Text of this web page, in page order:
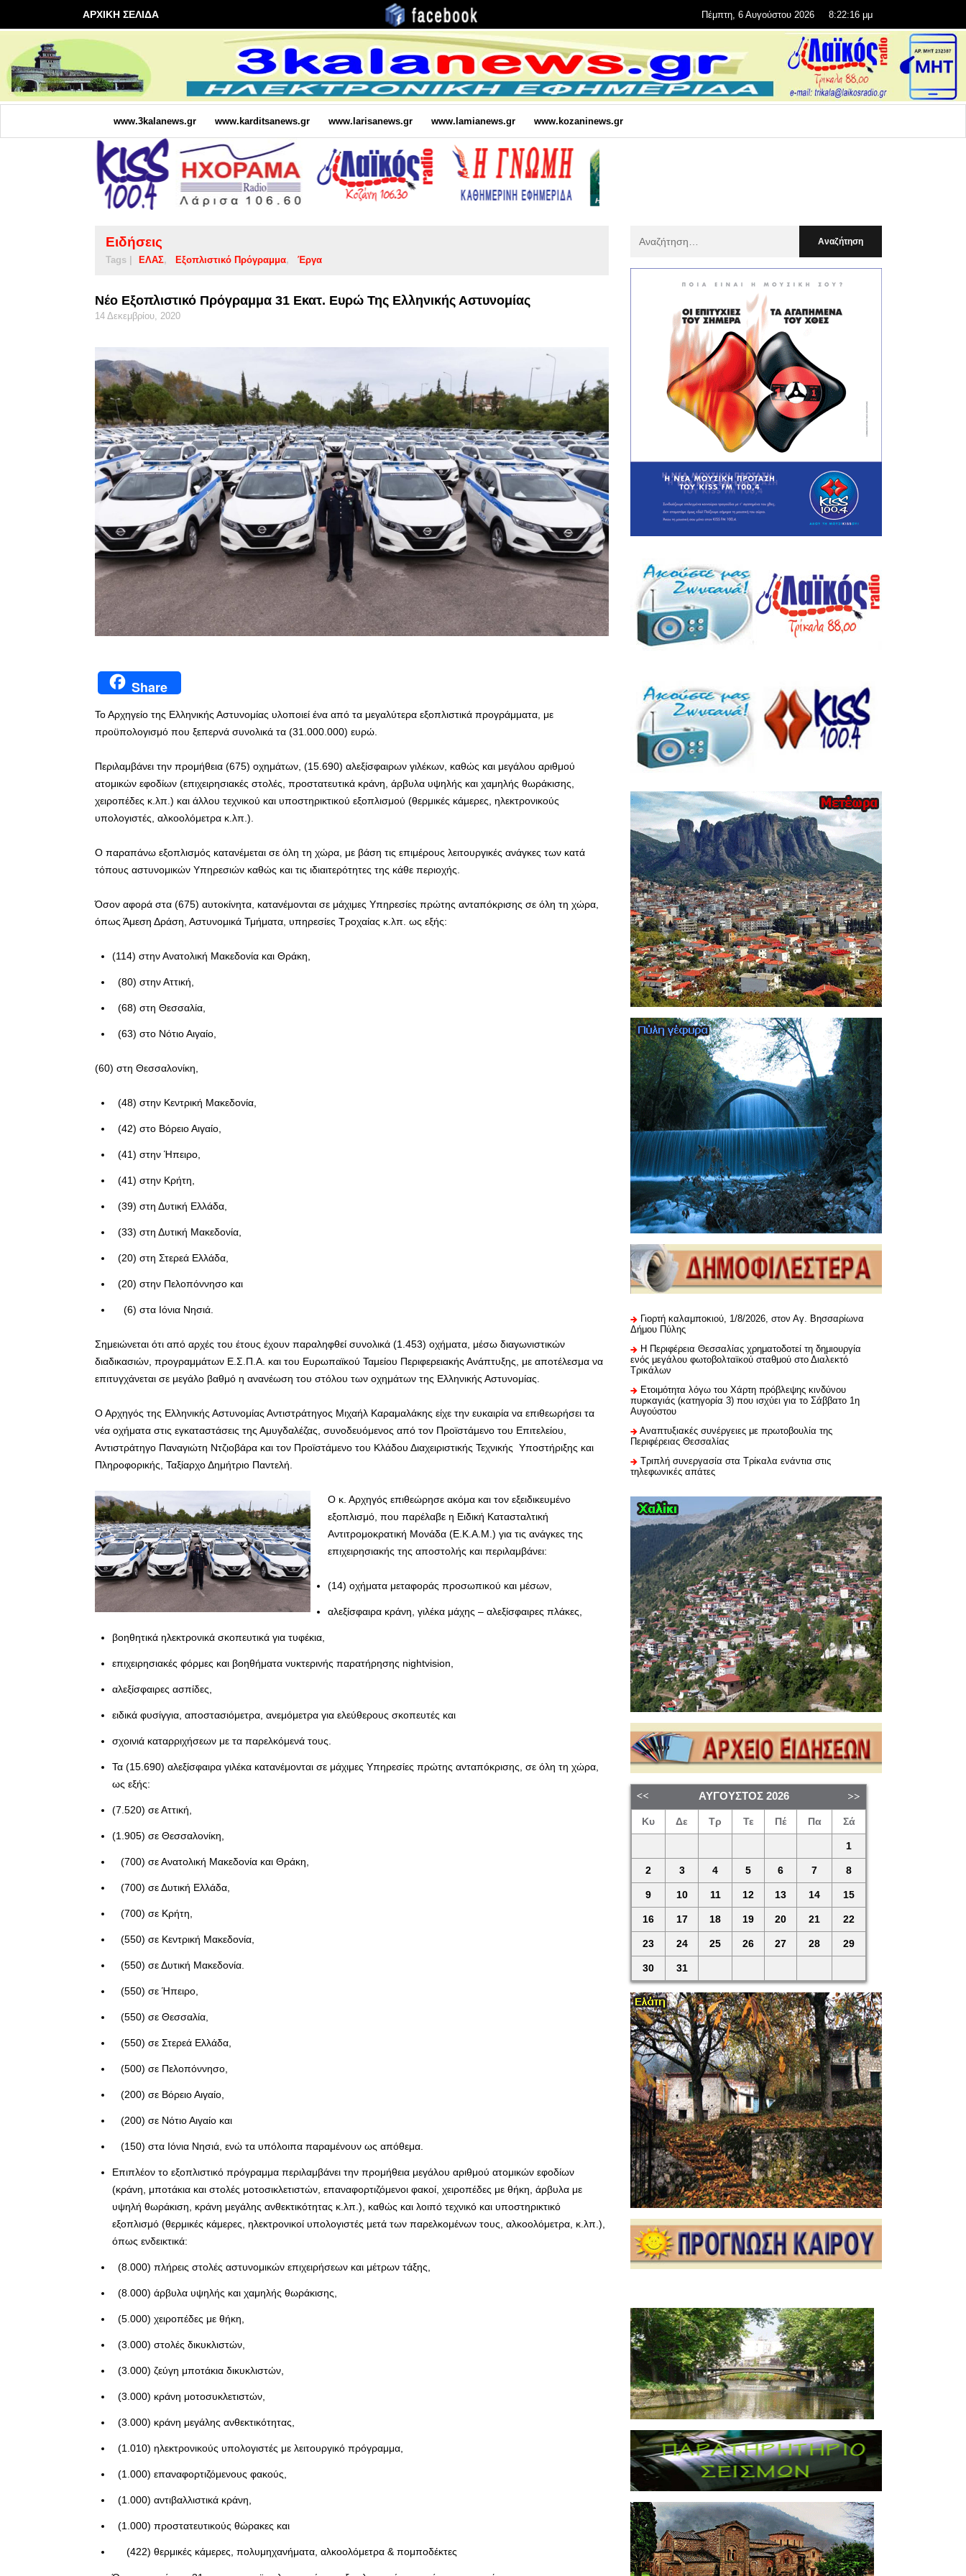
ΑΡΧΙΚΗ ΣΕΛΙΔΑ Πέμπτη, 6 Αυγούστου 2026 8:22:18 μμ
www.3kalanews.gr www.karditsanews.gr www.larisanews.gr www.lamianews.gr www.kozaninews.gr
Ειδήσεις
Tags | ΕΛΑΣ Εξοπλιστικό Πρόγραμμα Έργα
Νέο Εξοπλιστικό Πρόγραμμα 31 Εκατ. Ευρώ Της Ελληνικής Αστυνομίας
14 Δεκεμβρίου, 2020
Share
Το Αρχηγείο της Ελληνικής Αστυνομίας υλοποιεί ένα από τα μεγαλύτερα εξοπλιστικά προγράμματα, με
προϋπολογισμό που ξεπερνά συνολικά τα (31.000.000) ευρώ.
Περιλαμβάνει την προμήθεια (675) οχημάτων, (15.690) αλεξίσφαιρων γιλέκων, καθώς και μεγάλου αριθμού
ατομικών εφοδίων (επιχειρησιακές στολές, προστατευτικά κράνη, άρβυλα υψηλής και χαμηλής θωράκισης,
χειροπέδες κ.λπ.) και άλλου τεχνικού και υποστηρικτικού εξοπλισμού (θερμικές κάμερες, ηλεκτρονικούς
υπολογιστές, αλκοολόμετρα κ.λπ.).
Ο παραπάνω εξοπλισμός κατανέμεται σε όλη τη χώρα, με βάση τις επιμέρους λειτουργικές ανάγκες των κατά
τόπους αστυνομικών Υπηρεσιών καθώς και τις ιδιαιτερότητες της κάθε περιοχής.
Όσον αφορά στα (675) αυτοκίνητα, κατανέμονται σε μάχιμες Υπηρεσίες πρώτης ανταπόκρισης σε όλη τη χώρα,
όπως Άμεση Δράση, Αστυνομικά Τμήματα, υπηρεσίες Τροχαίας κ.λπ. ως εξής:
(114) στην Ανατολική Μακεδονία και Θράκη,
(80) στην Αττική,
(68) στη Θεσσαλία,
(63) στο Νότιο Αιγαίο,
(60) στη Θεσσαλονίκη,
(48) στην Κεντρική Μακεδονία,
(42) στο Βόρειο Αιγαίο,
(41) στην Ήπειρο,
(41) στην Κρήτη,
(39) στη Δυτική Ελλάδα,
(33) στη Δυτική Μακεδονία,
(20) στη Στερεά Ελλάδα,
(20) στην Πελοπόννησο και
(6) στα Ιόνια Νησιά.
Σημειώνεται ότι από αρχές του έτους έχουν παραληφθεί συνολικά (1.453) οχήματα, μέσω διαγωνιστικών
διαδικασιών, προγραμμάτων Ε.Σ.Π.Α. και του Ευρωπαϊκού Ταμείου Περιφερειακής Ανάπτυξης, με αποτέλεσμα να
επιτυγχάνεται σε μεγάλο βαθμό η ανανέωση του στόλου των οχημάτων της Ελληνικής Αστυνομίας.
Ο Αρχηγός της Ελληνικής Αστυνομίας Αντιστράτηγος Μιχαήλ Καραμαλάκης είχε την ευκαιρία να επιθεωρήσει τα
νέα οχήματα στις εγκαταστάσεις της Αμυγδαλέζας, συνοδευόμενος από τον Προϊστάμενο του Επιτελείου,
Αντιστράτηγο Παναγιώτη Ντζιοβάρα και τον Προϊστάμενο του Κλάδου Διαχειριστικής Τεχνικής Υποστήριξης και
Πληροφορικής, Ταξίαρχο Δημήτριο Παντελή.
Ο κ. Αρχηγός επιθεώρησε ακόμα και τον εξειδικευμένο
εξοπλισμό, που παρέλαβε η Ειδική Κατασταλτική
Αντιτρομοκρατική Μονάδα (Ε.Κ.Α.Μ.) για τις ανάγκες της
επιχειρησιακής της αποστολής και περιλαμβάνει:
(14) οχήματα μεταφοράς προσωπικού και μέσων,
αλεξίσφαιρα κράνη, γιλέκα μάχης – αλεξίσφαιρες πλάκες,
βοηθητικά ηλεκτρονικά σκοπευτικά για τυφέκια,
επιχειρησιακές φόρμες και βοηθήματα νυκτερινής παρατήρησης nightvision,
αλεξίσφαιρες ασπίδες,
ειδικά φυσίγγια, αποστασιόμετρα, ανεμόμετρα για ελεύθερους σκοπευτές και
σχοινιά καταρριχήσεων με τα παρελκόμενά τους.
Τα (15.690) αλεξίσφαιρα γιλέκα κατανέμονται σε μάχιμες Υπηρεσίες πρώτης ανταπόκρισης, σε όλη τη χώρα,
ως εξής:
(7.520) σε Αττική,
(1.905) σε Θεσσαλονίκη,
(700) σε Ανατολική Μακεδονία και Θράκη,
(700) σε Δυτική Ελλάδα,
(700) σε Κρήτη,
(550) σε Κεντρική Μακεδονία,
(550) σε Δυτική Μακεδονία.
(550) σε Ήπειρο,
(550) σε Θεσσαλία,
(550) σε Στερεά Ελλάδα,
(500) σε Πελοπόννησο,
(200) σε Βόρειο Αιγαίο,
(200) σε Νότιο Αιγαίο και
(150) στα Ιόνια Νησιά, ενώ τα υπόλοιπα παραμένουν ως απόθεμα.
Επιπλέον το εξοπλιστικό πρόγραμμα περιλαμβάνει την προμήθεια μεγάλου αριθμού ατομικών εφοδίων
(κράνη, μποτάκια και στολές μοτοσικλετιστών, επαναφορτιζόμενοι φακοί, χειροπέδες με θήκη, άρβυλα με
υψηλή θωράκιση, κράνη μεγάλης ανθεκτικότητας κ.λπ.), καθώς και λοιπό τεχνικό και υποστηρικτικό
εξοπλισμό (θερμικές κάμερες, ηλεκτρονικοί υπολογιστές μετά των παρελκομένων τους, αλκοολόμετρα, κ.λπ.),
όπως ενδεικτικά:
(8.000) πλήρεις στολές αστυνομικών επιχειρήσεων και μέτρων τάξης,
(8.000) άρβυλα υψηλής και χαμηλής θωράκισης,
(5.000) χειροπέδες με θήκη,
(3.000) στολές δικυκλιστών,
(3.000) ζεύγη μποτάκια δικυκλιστών,
(3.000) κράνη μοτοσυκλετιστών,
(3.000) κράνη μεγάλης ανθεκτικότητας,
(1.010) ηλεκτρονικούς υπολογιστές με λειτουργικό πρόγραμμα,
(1.000) επαναφορτιζόμενους φακούς,
(1.000) αντιβαλλιστικά κράνη,
(1.000) προστατευτικούς θώρακες και
(422) θερμικές κάμερες, πολυμηχανήματα, αλκοολόμετρα & πομποδέκτες
:
Γιορτή καλαμποκιού, 1/8/2026, στον Αγ. Βησσαρίωνα
Δήμου Πύλης
H Περιφέρεια Θεσσαλίας χρηματοδοτεί τη δημιουργία
ενός μεγάλου φωτοβολταϊκού σταθμού στο Διαλεκτό
Τρικάλων
Ετοιμότητα λόγω του Χάρτη πρόβλεψης κινδύνου
πυρκαγιάς (κατηγορία 3) που ισχύει για το Σάββατο 1η
Αυγούστου
Αναπτυξιακές συνέργειες με πρωτοβουλία της
Περιφέρειας Θεσσαλίας
Τριπλή συνεργασία στα Τρίκαλα ενάντια στις
τηλεφωνικές απάτες
ΑΎΓΟΥΣΤΟΣ 2026
Κυ Δε Τρ Τε Πέ Πα Σά
1
2 3 4 5 6 7 8
9 10 11 12 13 14 15
16 17 18 19 20 21 22
23 24 25 26 27 28 29
30 31